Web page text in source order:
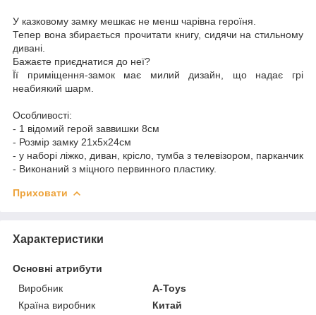
У казковому замку мешкає не менш чарівна героїня.
Тепер вона збирається прочитати книгу, сидячи на стильному
дивані.
Бажаєте приєднатися до неї?
Її приміщення-замок має милий дизайн, що надає грі
неабиякий шарм.
Особливості:
- 1 відомий герой заввишки 8см
- Розмір замку 21х5х24см
- у наборі ліжко, диван, крісло, тумба з телевізором, парканчик
- Виконаний з міцного первинного пластику.
Приховати
Характеристики
Основні атрибути
Виробник
A-Toys
Країна виробник
Китай